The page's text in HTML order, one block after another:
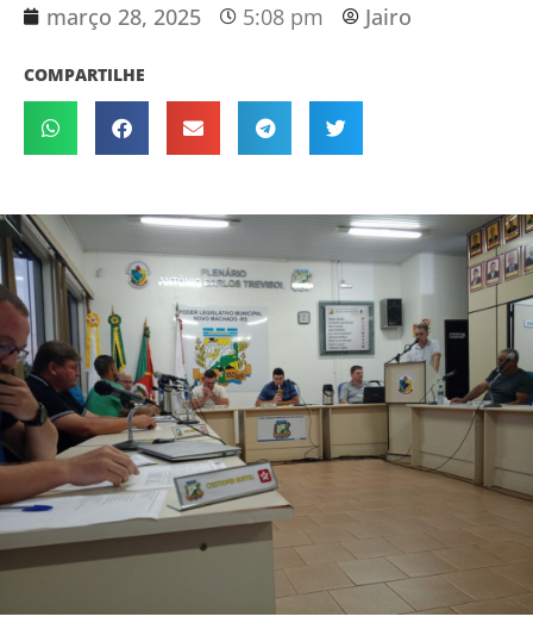
março 28, 2025 5:08 pm Jairo
COMPARTILHE